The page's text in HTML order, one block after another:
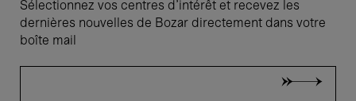
Sélectionnez vos centres d'intérêt et recevez les
dernières nouvelles de Bozar directement dans votre
boîte mail